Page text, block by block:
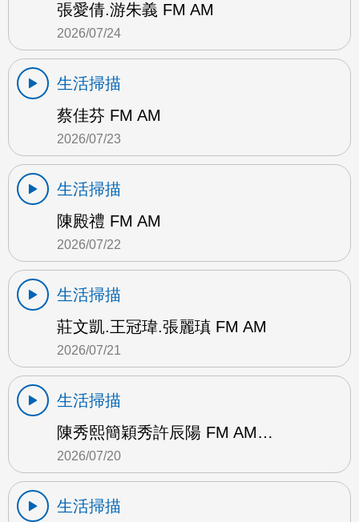
張愛倩.游朱義 FM AM
2026/07/24
生活掃描
蔡佳芬 FM AM
2026/07/23
生活掃描
陳殿禮 FM AM
2026/07/22
生活掃描
莊文凱.王冠瑋.張麗瑱 FM AM
2026/07/21
生活掃描
陳秀熙簡穎秀許辰陽 FM AM…
2026/07/20
生活掃描